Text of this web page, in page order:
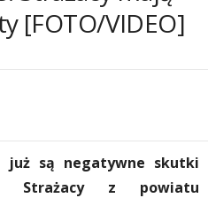
[FOTO/VIDEO]
już są negatywne skutki
Strażacy z powiatu